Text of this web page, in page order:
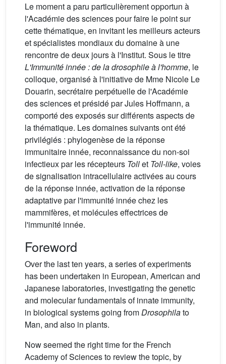
Le moment a paru particulièrement opportun à
l'Académie des sciences pour faire le point sur
cette thématique, en invitant les meilleurs acteurs
et spécialistes mondiaux du domaine à une
rencontre de deux jours à l'Institut. Sous le titre
L'Immunité innée : de la drosophile à l'homme, le
colloque, organisé à l'initiative de Mme Nicole Le
Douarin, secrétaire perpétuelle de l'Académie
des sciences et présidé par Jules Hoffmann, a
comporté des exposés sur différents aspects de
la thématique. Les domaines suivants ont été
privilégiés : phylogenèse de la réponse
immunitaire innée, reconnaissance du non-soi
infectieux par les récepteurs Tollet Toll-like, voies
de signalisation intracellulaire activées au cours
de la réponse innée, activation de la réponse
adaptative par l'immunité innée chez les
mammifères, et molécules effectrices de
l'immunité innée.
Foreword
Over the last ten years, a series of experiments
has been undertaken in European, American and
Japanese laboratories, investigating the genetic
and molecular fundamentals of innate immunity,
in biological systems going fromDrosophilato
Man, and also in plants.
Now seemed the right time for the French
Academy of Sciences to review the topic, by